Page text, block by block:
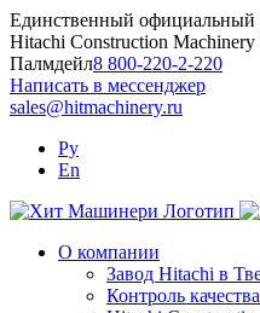
Skip
to
content
Единственный официальный
Hitachi Construction Machinery
Палмдейл8 800-220-2-220
Написать в мессенджер
sales@hitmachinery.ru
Ру
En
О компании
Завод Hitachi в
Контроль качества